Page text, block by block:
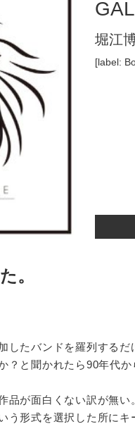
堀江
[label:
。
したバンドを羅列する
？と聞かれたら90年代
品が面白くない訳が無い。
う形式を選択した所に